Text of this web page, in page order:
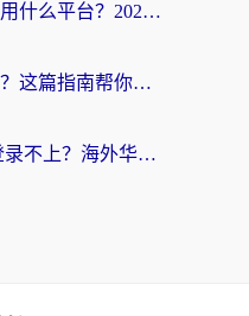
海外如何看CCTV5直播用什么平台？2026最新指南：看欧洲杯、中超、奥运不再卡
海外看CCTV5地区限制？这篇指南帮你流畅看欧洲杯、NBA还听中文解说
交管12123在国外怎么登录不上？海外华人必看的回国加速器选择指南